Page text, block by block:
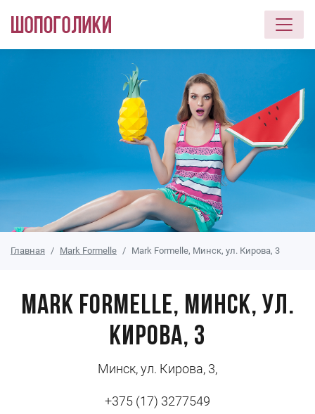
Главная Mark Formelle Mark Formelle, Минск, ул. Кирова, 3
Mark Formelle, Минск, ул.
Кирова, 3
Минск, ул. Кирова, 3,
+375 (17) 3277549